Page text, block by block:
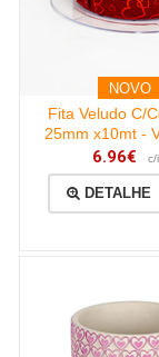
NOVO
Fita Veludo C/
25mm x10mt -
6.96€ c/
DETALHE